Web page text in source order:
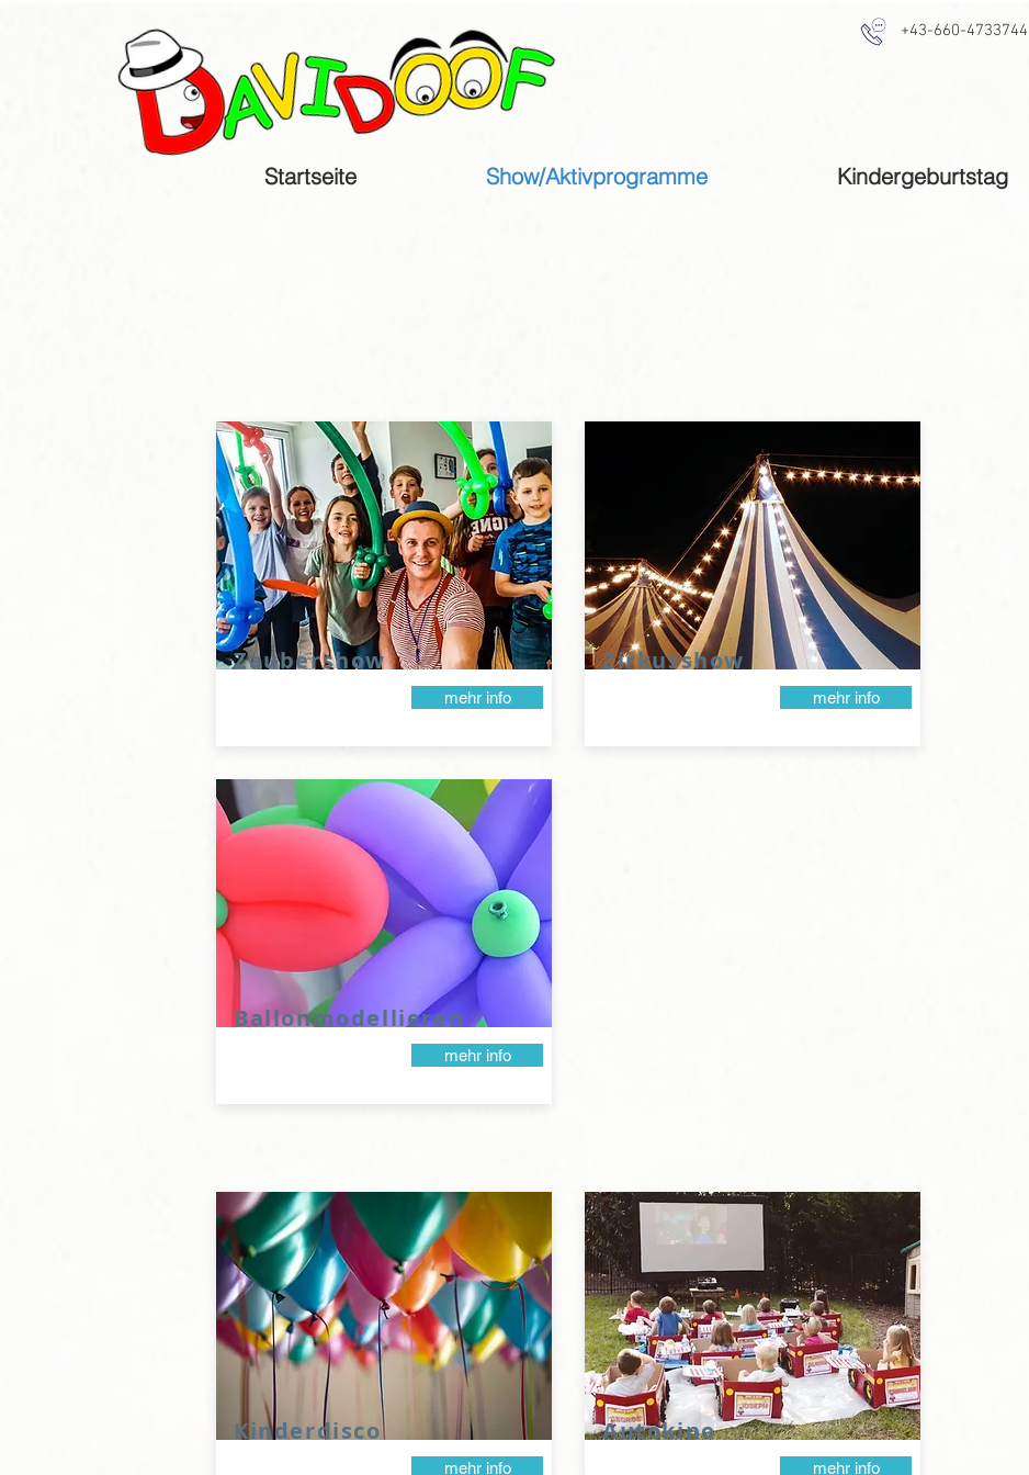
+43-660-4733744
Startseite Show/Aktivprogramme Kindergeburtstag
Zaubershow
mehr info
Zirkusshow
mehr info
Ballonmodellieren
mehr info
Kinderdisco
mehr info
Autokino
mehr info